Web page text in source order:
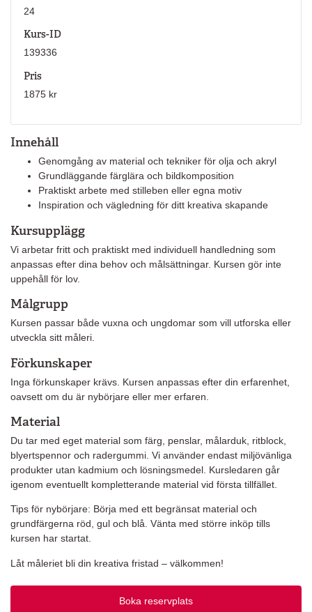
Innehåll
Genomgång av material och tekniker för olja och akryl
Grundläggande färglära och bildkomposition
Praktiskt arbete med stilleben eller egna motiv
Inspiration och vägledning för ditt kreativa skapande
Kursupplägg
Vi arbetar fritt och praktiskt med individuell handledning som
anpassas efter dina behov och målsättningar. Kursen gör inte
uppehåll för lov.
Målgrupp
Kursen passar både vuxna och ungdomar som vill utforska eller
utveckla sitt måleri.
Förkunskaper
Inga förkunskaper krävs. Kursen anpassas efter din erfarenhet,
oavsett om du är nybörjare eller mer erfaren.
Material
Du tar med eget material som färg, penslar, målarduk, ritblock,
blyertspennor och radergummi. Vi använder endast miljövänliga
produkter utan kadmium och lösningsmedel. Kursledaren går
igenom eventuellt kompletterande material vid första tillfället.
Tips för nybörjare: Börja med ett begränsat material och
grundfärgerna röd, gul och blå. Vänta med större inköp tills
kursen har startat.
Låt måleriet bli din kreativa fristad – välkommen!
Boka reservplats
24
Kurs-ID
139336
Pris
1875 kr